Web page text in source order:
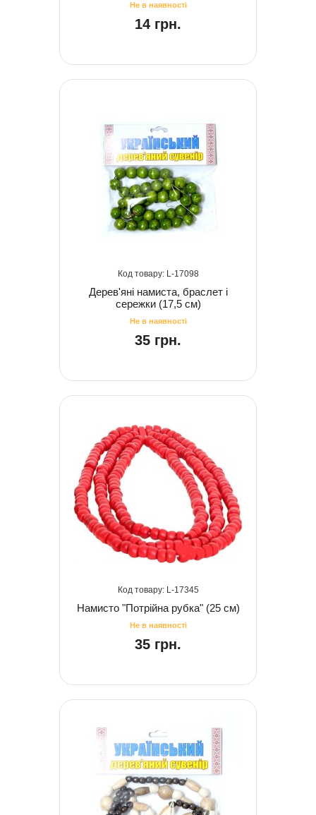
14 грн.
17098
Дерев'яні намиста, браслет і
сережки (17,5 см)
35 грн.
17345
Намисто "Потрійна рубка" (25 см)
35 грн.